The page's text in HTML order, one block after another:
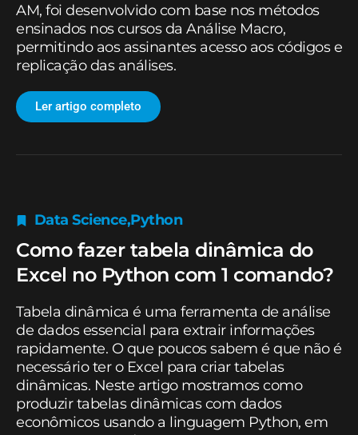
AM, foi desenvolvido com base nos métodos
ensinados nos cursos da Análise Macro,
permitindo aos assinantes acesso aos códigos e
replicação das análises.
Ler artigo completo
Data Science,Python
Como fazer tabela dinâmica do
Excel no Python com 1 comando?
Tabela dinâmica é uma ferramenta de análise
de dados essencial para extrair informações
rapidamente. O que poucos sabem é que não é
necessário ter o Excel para criar tabelas
dinâmicas. Neste artigo mostramos como
produzir tabelas dinâmicas com dados
econômicos usando a linguagem Python, em